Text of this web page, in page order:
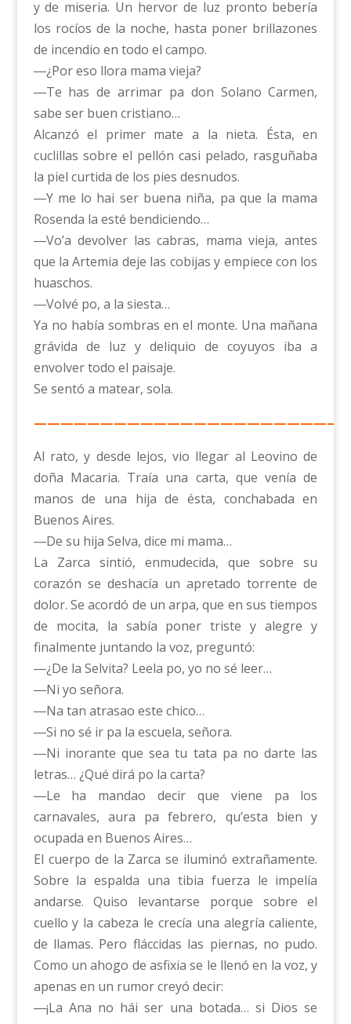
y de miseria. Un hervor de luz pronto bebería
los rocíos de la noche, hasta poner brillazones
de incendio en todo el campo.
―¿Por eso llora mama vieja?
―Te has de arrimar pa don Solano Carmen,
sabe ser buen cristiano…
Alcanzó el primer mate a la nieta. Ésta, en
cuclillas sobre el pellón casi pelado, rasguñaba
la piel curtida de los pies desnudos.
―Y me lo hai ser buena niña, pa que la mama
Rosenda la esté bendiciendo…
―Vo’a devolver las cabras, mama vieja, antes
que la Artemia deje las cobijas y empiece con los
huaschos.
―Volvé po, a la siesta…
Ya no había sombras en el monte. Una mañana
grávida de luz y deliquio de coyuyos iba a
envolver todo el paisaje.
Se sentó a matear, sola.
Al rato, y desde lejos, vio llegar al Leovino de
doña Macaria. Traía una carta, que venía de
manos de una hija de ésta, conchabada en
Buenos Aires.
―De su hija Selva, dice mi mama…
La Zarca sintió, enmudecida, que sobre su
corazón se deshacía un apretado torrente de
dolor. Se acordó de un arpa, que en sus tiempos
de mocita, la sabía poner triste y alegre y
finalmente juntando la voz, preguntó:
―¿De la Selvita? Leela po, yo no sé leer…
―Ni yo señora.
―Na tan atrasao este chico…
―Si no sé ir pa la escuela, señora.
―Ni inorante que sea tu tata pa no darte las
letras… ¿Qué dirá po la carta?
―Le ha mandao decir que viene pa los
carnavales, aura pa febrero, qu’esta bien y
ocupada en Buenos Aires…
El cuerpo de la Zarca se iluminó extrañamente.
Sobre la espalda una tibia fuerza le impelía
andarse. Quiso levantarse porque sobre el
cuello y la cabeza le crecía una alegría caliente,
de llamas. Pero fláccidas las piernas, no pudo.
Como un ahogo de asfixia se le llenó en la voz, y
apenas en un rumor creyó decir:
―¡La Ana no hái ser una botada… si Dios se